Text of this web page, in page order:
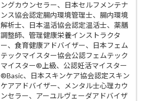
ングカウンセラー、日本セルフメンテナ
ンス協会認定腸内環境管理士、腸内環境
解析士、日本温活協会認定温活士、薬膳
調整師、管理健康栄養インストラクタ
ー、食育健康アドバイザー、日本フェム
テックマイスター協会公認フェムテック
マイスター®上級、公認妊活マイスター
®Basic、日本スキンケア協会認定スキン
ケアアドバイザー、メンタル士心理カウ
ンセラー、アーユルヴェーダアドバイザ